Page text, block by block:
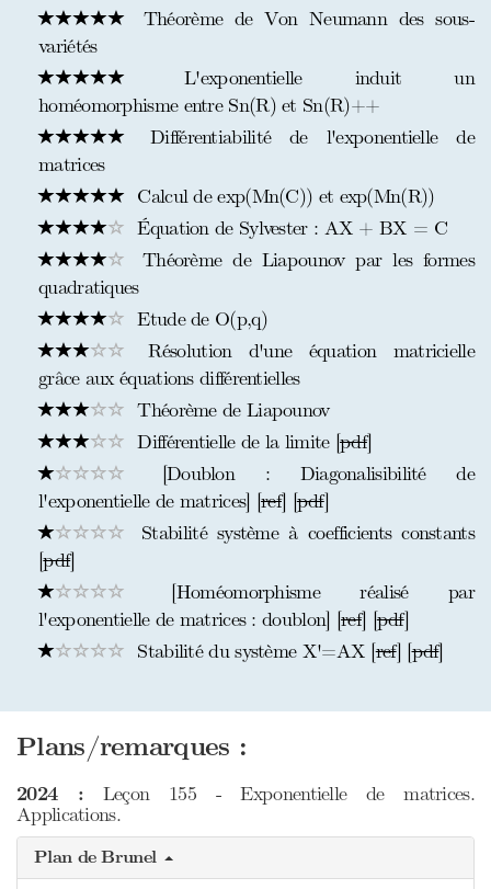
Théorème de Von Neumann des sous-
variétés
L'exponentielle induit un
homéomorphisme entre Sn(R) et Sn(R)++
Différentiabilité de l'exponentielle de
matrices
Calcul de exp(Mn(C)) et exp(Mn(R))
Équation de Sylvester : AX + BX = C
Théorème de Liapounov par les formes
quadratiques
Etude de O(p,q)
Résolution d'une équation matricielle
grâce aux équations différentielles
Théorème de Liapounov
Différentielle de la limite [pdf]
[Doublon : Diagonalisibilité de
l'exponentielle de matrices] [ref] [pdf]
Stabilité système à coefficients constants
[pdf]
[Homéomorphisme réalisé par
l'exponentielle de matrices : doublon] [ref] [pdf]
Stabilité du système X'=AX [ref] [pdf]
Plans/remarques :
2024 : Leçon 155 - Exponentielle de matrices.
Applications.
Plan de Brunel